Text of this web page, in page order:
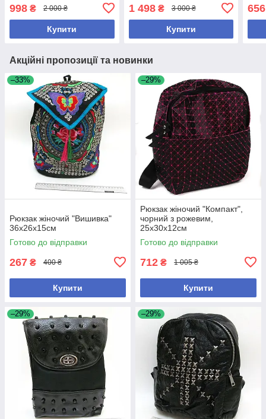
ортопедична спинка,
світловідбиток. елемен
998 ₴ 2 000 ₴
Купити
для взуття+пенал плоский
ортопедична спинка
1 498₴ 3 000 ₴
Купити
656
Акційні пропозиції та новинки
–33%
Рюкзак жіночий "Вишивка"
36х26х15см
Готово до відправки
267 ₴ 400 ₴
Купити
–29%
Рюкзак жіночий "Компакт",
чорний з рожевим,
25х30х12см
Готово до відправки
712 ₴ 1 005 ₴
Купити
–29% –29%